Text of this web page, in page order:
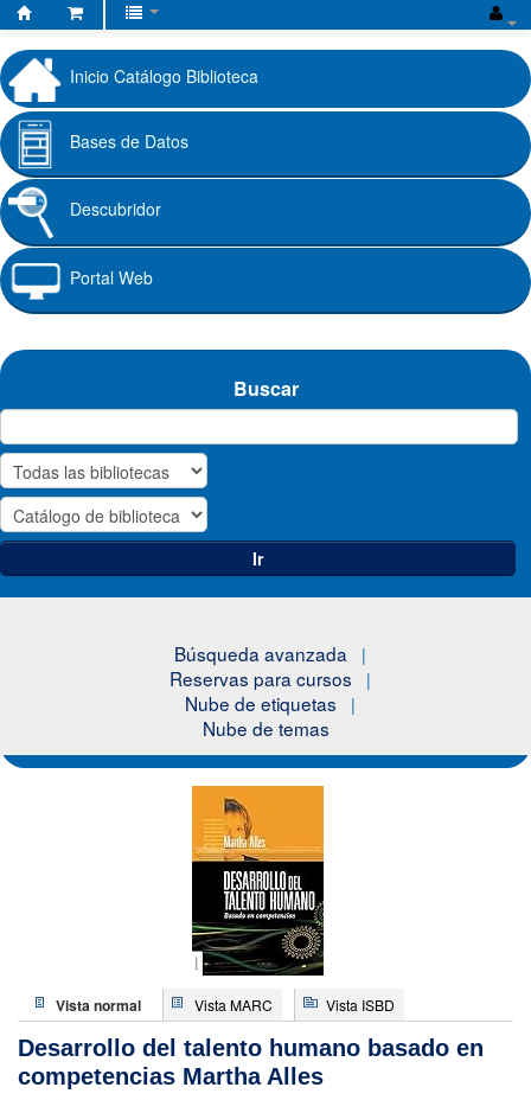
Fundación
Universitaria
Cafam
Inicio Catálogo Biblioteca
Bases de Datos
Descubridor
Portal Web
Buscar
Ir
Búsqueda avanzada
Reservas para cursos
Nube de etiquetas
Nube de temas
Vista normal Vista MARC Vista ISBD
Desarrollo del talento humano basado en
competencias Martha Alles